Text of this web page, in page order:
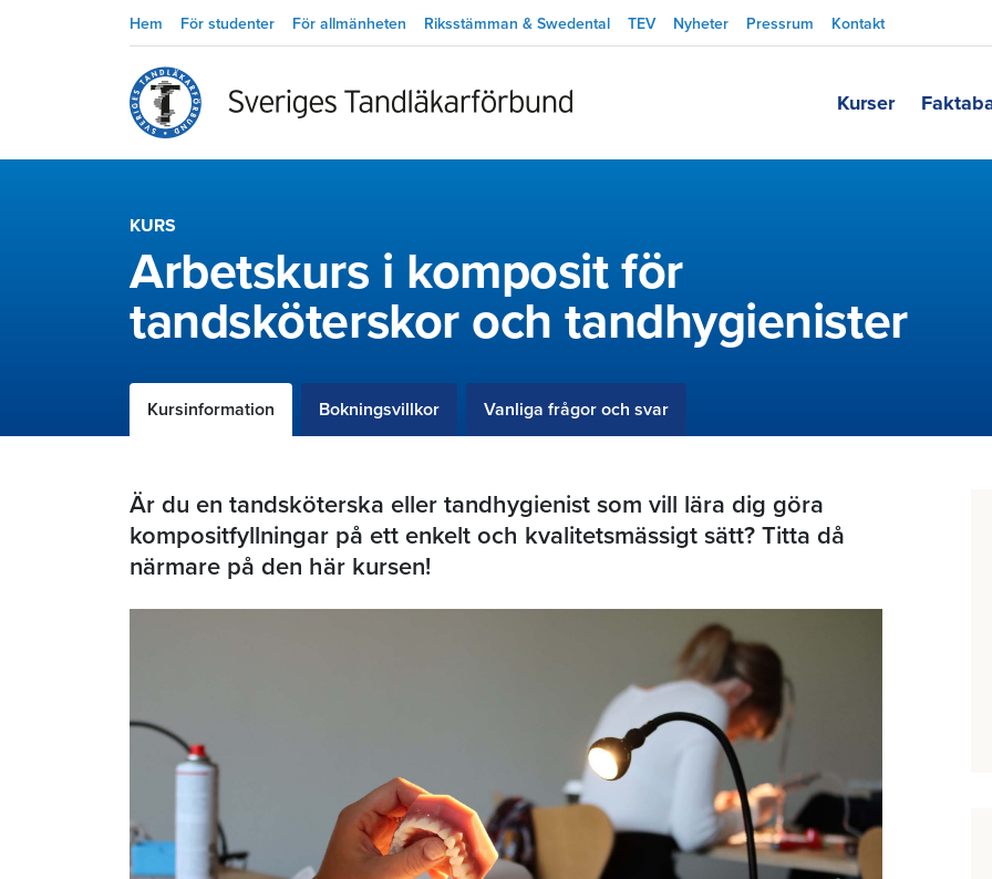
Hem För studenter För allmänheten Riksstämman & Swedental TEV Nyheter Pressrum Kontakt
Kurser
KURS
Arbetskurs i komposit för
tandsköterskor och tandhygienister
Kursinformation Bokningsvillkor Vanliga frågor och svar
Är du en tandsköterska eller tandhygienist som vill lära dig göra
kompositfyllningar på ett enkelt och kvalitetsmässigt sätt? Titta då
närmare på den här kursen!